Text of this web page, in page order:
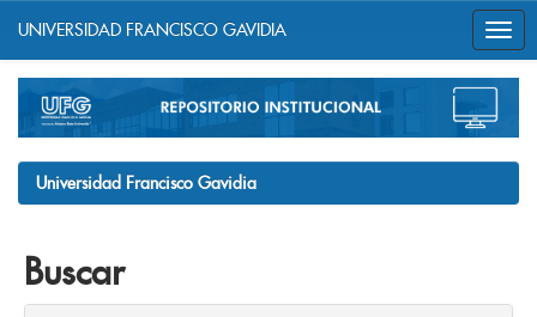
navigation
UNIVERSIDAD FRANCISCO GAVIDIA
Universidad Francisco Gavidia
Buscar